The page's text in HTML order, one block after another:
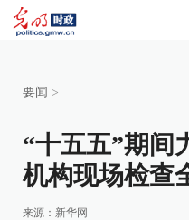
要闻 >
“十五五”期间
机构现场检查
来源： 新华网